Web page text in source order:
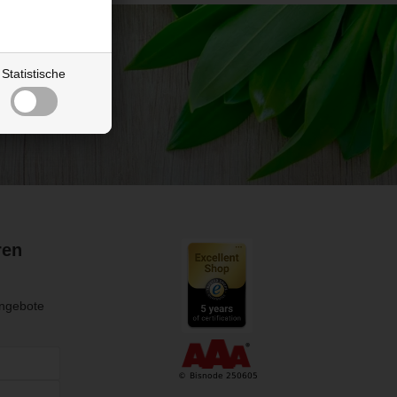
Statistische